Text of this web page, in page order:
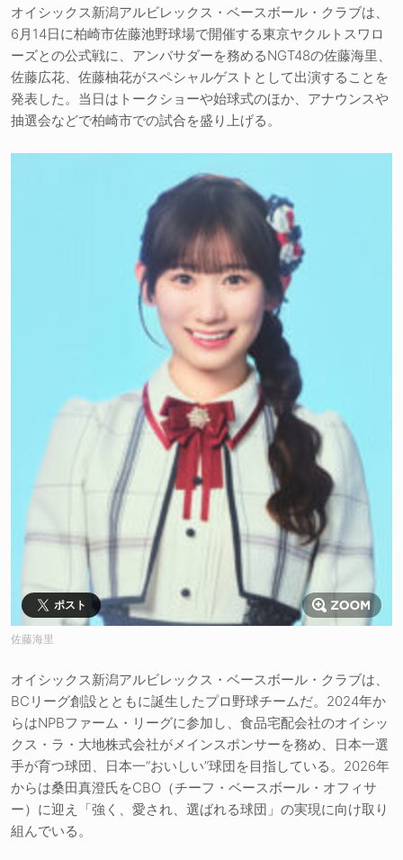
オイシックス新潟アルビレックス・ベースボール・クラブは、
6月14日に柏崎市佐藤池野球場で開催する東京ヤクルトスワロ
ーズとの公式戦に、アンバサダーを務めるNGT48の佐藤海里、
佐藤広花、佐藤柚花がスペシャルゲストとして出演することを
発表した。当日はトークショーや始球式のほか、アナウンスや
抽選会などで柏崎市での試合を盛り上げる。
ポスト
佐藤海里
オイシックス新潟アルビレックス・ベースボール・クラブは、
BCリーグ創設とともに誕生したプロ野球チームだ。2024年か
らはNPBファーム・リーグに参加し、食品宅配会社のオイシッ
クス・ラ・大地株式会社がメインスポンサーを務め、日本一選
手が育つ球団、日本一“おいしい”球団を目指している。2026年
からは桑田真澄氏をCBO（チーフ・ベースボール・オフィサ
ー）に迎え「強く、愛され、選ばれる球団」の実現に向け取り
組んでいる。